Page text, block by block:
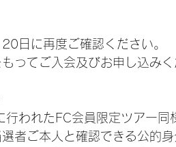
日に再度ご確認ください。
ってご入会及びお申し込みく
われたFC会員限定ツアー同
者ご本人と確認できる公的